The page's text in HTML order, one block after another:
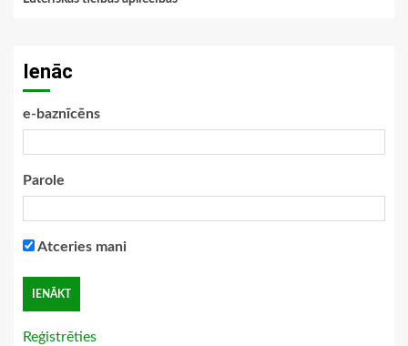
Ienāc
e-baznīcēns
Parole
Atceries mani
Reģistrēties